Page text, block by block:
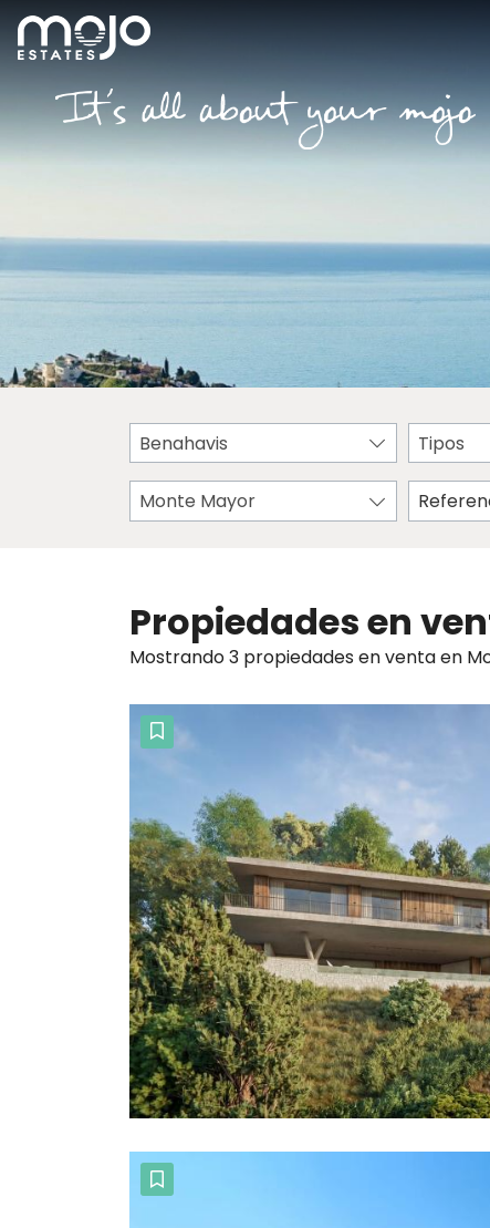
Benahavis Tipos
Monte Mayor
Propiedades en
Mostrando 3 propiedades en venta en